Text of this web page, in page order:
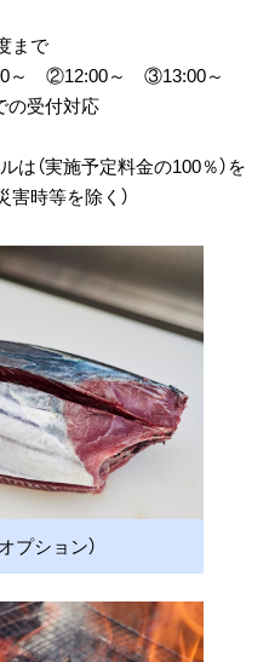
まで
～ ②12:00～ ③13:00～
の受付対応
（実施予定料金の100％）を
害時等を除く）
プション）